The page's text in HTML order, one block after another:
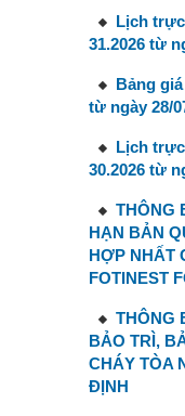
Lịch
31.2026 từ
Bảng
từ ngày 28/
Lịch
30.2026 từ
THÔNG
HẠN BẢN
HỢP NHẤT
FOTINEST
THÔNG
BẢO TRÌ,
CHÁY TÒA
ĐỊNH